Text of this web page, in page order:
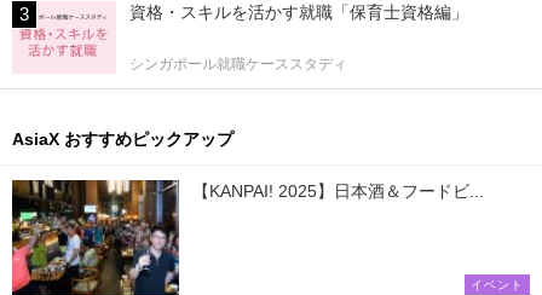
資格・スキルを活かす就職「保育士資格編」
シンガポール就職ケーススタディ
AsiaX おすすめピックアップ
【KANPAI! 2025】日本酒＆フードビ...
イベント